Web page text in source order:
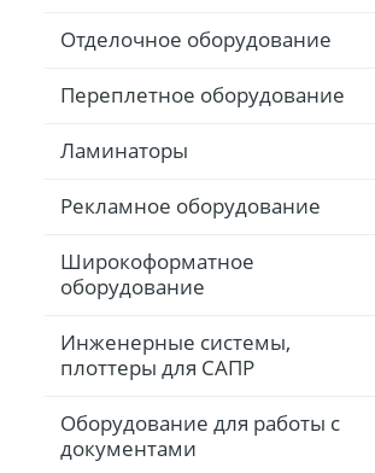
Отделочное оборудование
Переплетное оборудование
Ламинаторы
Рекламное оборудование
Широкоформатное
оборудование
Инженерные системы,
плоттеры для САПР
Оборудование для работы с
документами